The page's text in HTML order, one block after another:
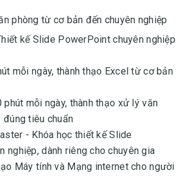
phòng từ cơ bản đến chuyên nghiệp
kế Slide PowerPoint chuyên nghiệp
mỗi ngày, thành thạo Excel từ cơ bản
phút mỗi ngày, thành thạo xử lý văn
đúng tiêu chuẩn
- Khóa học thiết kế Slide
nghiệp, dành riêng cho chuyên gia
Máy tính và Mạng internet cho người